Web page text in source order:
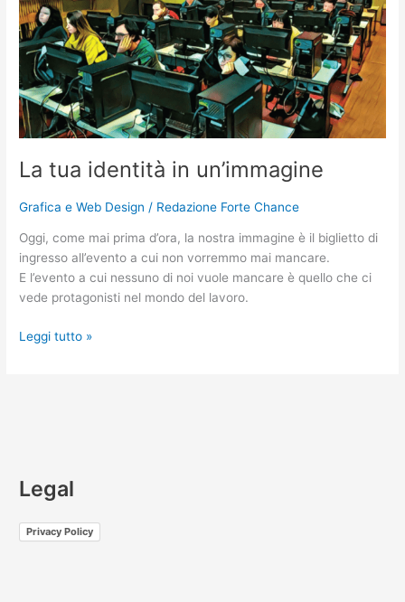
La tua identità in un’immagine
Grafica e Web Design / Redazione Forte Chance
Oggi, come mai prima d’ora, la nostra immagine è il biglietto di
ingresso all’evento a cui non vorremmo mai mancare.
E l’evento a cui nessuno di noi vuole mancare è quello che ci
vede protagonisti nel mondo del lavoro.
tua
identità
in
un’immagine
Leggi tutto »
Legal
Privacy Policy